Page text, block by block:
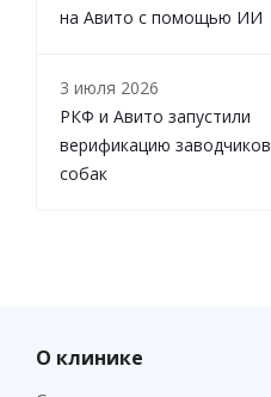
на Авито с помощью ИИ
3 июля 2026
РКФ и Авито запустили
верификацию заводчиков
собак
О клинике